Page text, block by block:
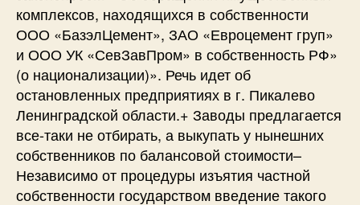
комплексов, находящихся в собственности
ООО «БазэлЦемент», ЗАО «Евроцемент груп»
и ООО УК «СевЗавПром» в собственность РФ»
(о национализации)». Речь идет об
остановленных предприятиях в г. Пикалево
Ленинградской области.+ Заводы предлагается
все-таки не отбирать, а выкупать у нынешних
собственников по балансовой стоимости–
Независимо от процедуры изъятия частной
собственности государством введение такого